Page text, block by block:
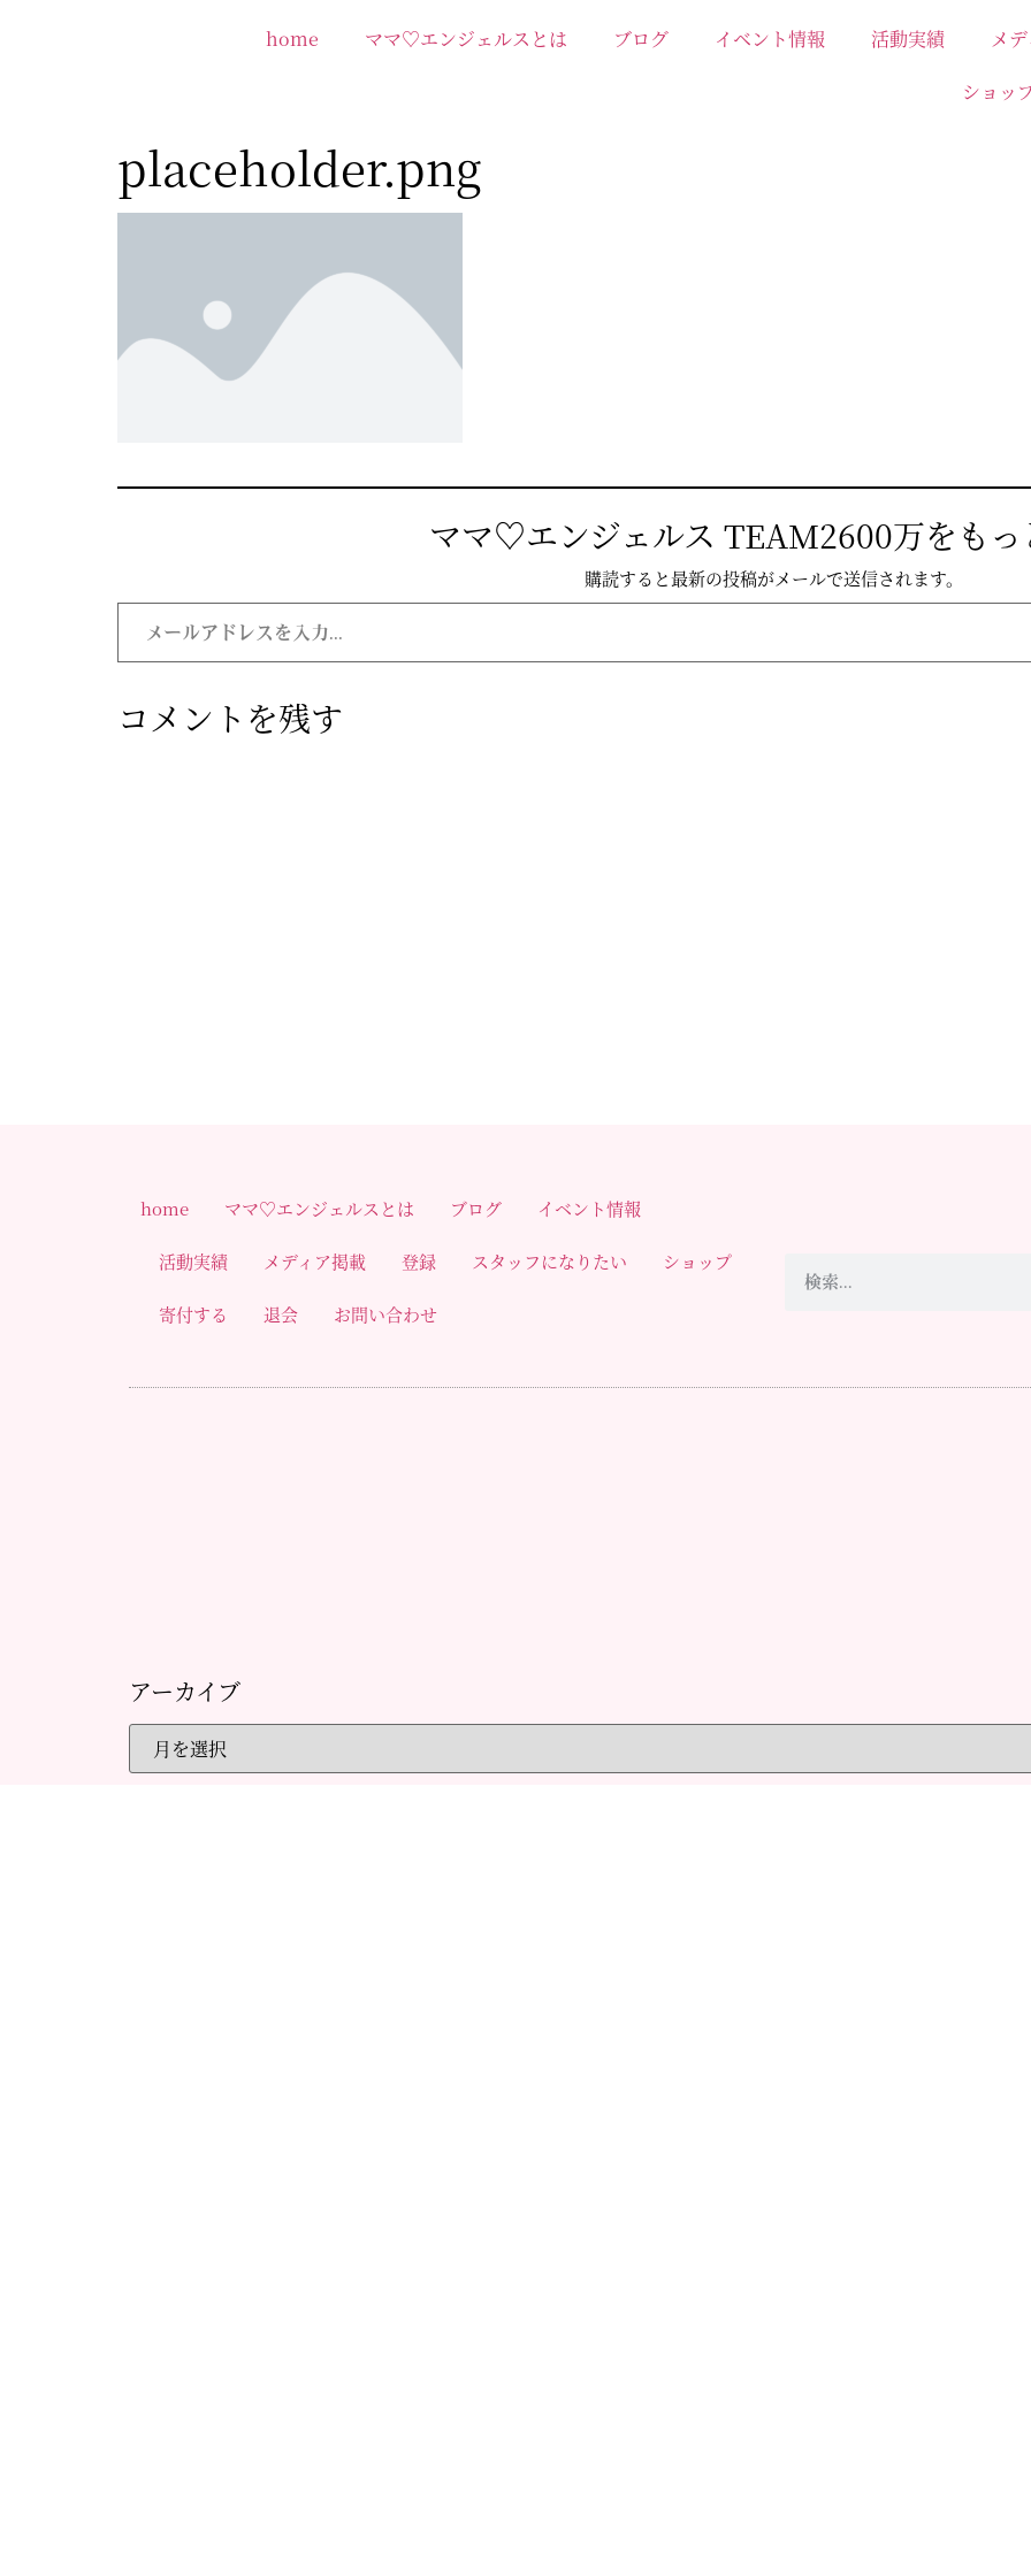
home ママ♡エンジェルスとは ブログ イベント情報 活動実績 メ
ショッ
placeholder.png
ママ♡エンジェルス TEAM2600万をもっ
購読すると最新の投稿がメールで送信されます。
コメントを残す
home ママ♡エンジェルスとは ブログ イベント情報
活動実績 メディア掲載 登録 スタッフになりたい ショップ
寄付する 退会 お問い合わせ
アーカイブ